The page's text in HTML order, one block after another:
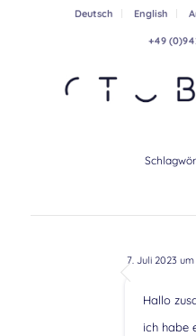
Deutsch English
+49
7. Juli 2023 um
Hallo
ich habe